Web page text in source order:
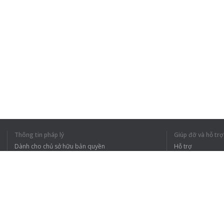
Thông tin pháp lý
Dành cho chủ sở hữu bản quyền
Giúp đỡ và hỗ trợ
Hỗ trợ